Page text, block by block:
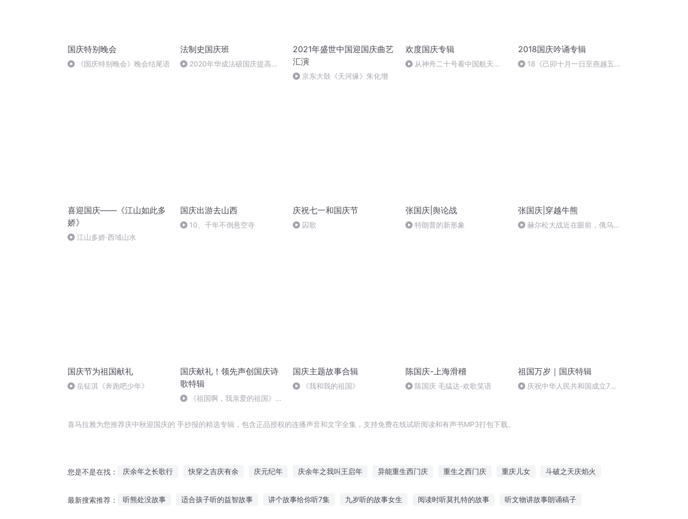
国庆特别晚会
《国庆特别晚会》晚会结尾语
法制史国庆班
2020年华成法硕国庆提高班
2021年盛世中国迎国庆曲艺
汇演
京东大鼓《天河缘》朱化增
欢度国庆专辑
从神舟二十号看中国航天
2018国庆吟诵专辑
18《己卯十月一日至燕越五
喜迎国庆——《江山如此多
娇》
江山多娇·西域山水
国庆出游去山西
10、千年不倒悬空寺
庆祝七一和国庆节
囚歌
张国庆|舆论战
特朗普的新形象
张国庆|穿越牛熊
赫尔松大战近在眼前，俄乌冲
国庆节为祖国献礼
岳钲淇《奔跑吧少年》
国庆献礼！领先声创国庆诗
歌特辑
《祖国啊，我亲爱的祖国》温
国庆主题故事合辑
《我和我的祖国》
陈国庆-上海滑稽
陈国庆 毛猛达-欢歌笑语
祖国万岁｜国庆特辑
庆祝中华人民共和国成立73
喜马拉雅为您推荐庆中秋迎国庆的 手抄报的精选专辑，包含正品授权的连播声音和文字全集，支持免费在线试听阅读和有声书MP3打包下载。
您是不是在找： 庆余年之长歌行 快穿之吉庆有余 庆元纪年 庆余年之我叫王启年 异能重生西门庆 重生之西门庆 重庆儿女 斗破之天庆焰火
最新搜索推荐： 听熊处没故事 适合孩子听的益智故事 讲个故事给你听7集 九岁听的故事女生 阅读时听莫扎特的故事 听文物讲故事朗诵稿子